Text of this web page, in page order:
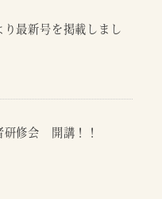
り最新号を掲載しまし
研修会 開講！！